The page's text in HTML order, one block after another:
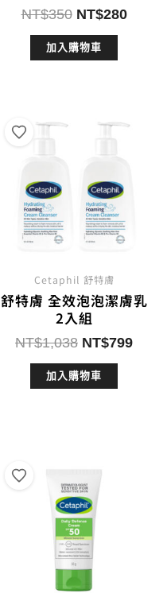
NT$350 原
始
價
NT$280目
加入購物車
Cetaphil 舒特膚
舒特膚 全效泡泡潔膚乳
2入組
NT$1,038 原
始
價
NT$799目
加入購物車